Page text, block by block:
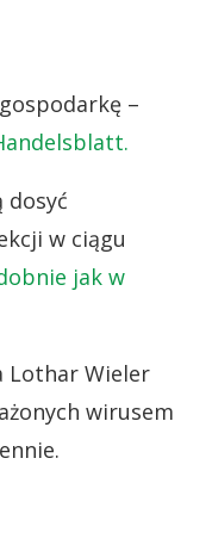
–
dosyć
w ciągu
jak w
Lothar Wieler
wirusem